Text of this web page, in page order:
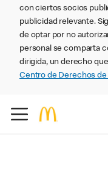
con ciertos socios
publicidad relevante.
de optar por no
personal se comparta
dirigida, un derecho
Centro de Derechos de